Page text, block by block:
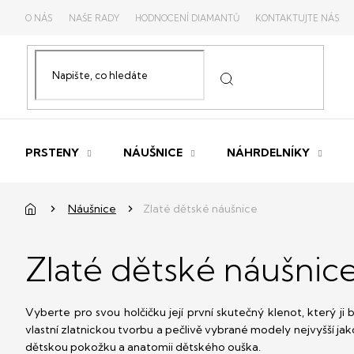
O NÁS NAŠE RADY HODNOCENÍ DIAMANTŮ KONTAKTUJTE NÁS
PRSTENY NÁUŠNICE NÁHRDELNÍKY
Domů Náušnice Zlaté dětské náušnice
Zlaté dětské
Vyberte pro svou holčičku její první skutečný klenot, který ji
vlastní zlatnickou tvorbu a pečlivě vybrané modely nejvyšší
dětskou pokožku a anatomii dětského ouška.